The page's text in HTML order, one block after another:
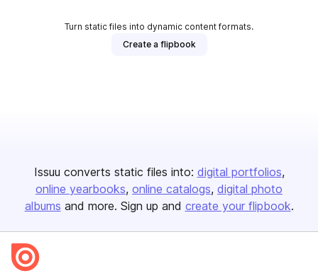
Turn static files into dynamic content formats.
Create a flipbook
Issuu converts static files into: digital portfolios
online yearbooks online catalogs digital photo
albums and more. Sign up and create your flipbook.